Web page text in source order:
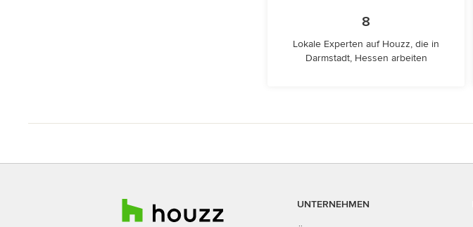
8
Lokale Experten auf Houzz, die in
Darmstadt, Hessen arbeiten
UNTERNEHMEN